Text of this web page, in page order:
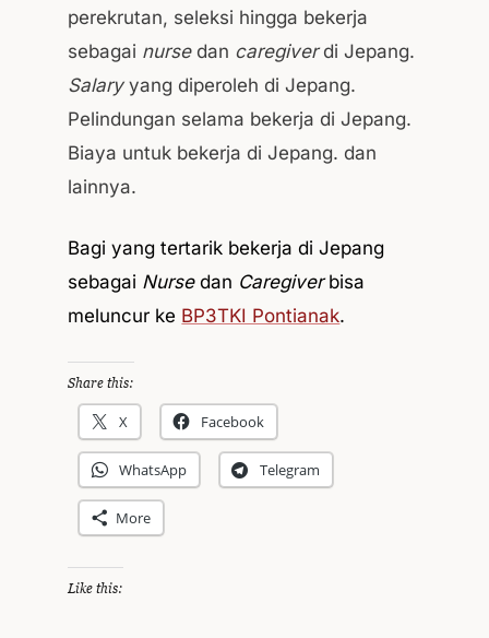
perekrutan, seleksi hingga bekerja
sebagai nurse dan caregiverdi Jepang.
Salaryyang diperoleh di Jepang.
Pelindungan selama bekerja di Jepang.
Biaya untuk bekerja di Jepang. dan
lainnya.
Bagi yang tertarik bekerja di Jepang
sebagai Nursedan Caregiverbisa
meluncur ke BP3TKI Pontianak.
Share this:
X Facebook
WhatsApp Telegram
More
Like this: